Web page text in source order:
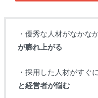
・優秀な人材がなかな
が膨れ上がる
・採用した人材がすぐ
と経営者が悩む